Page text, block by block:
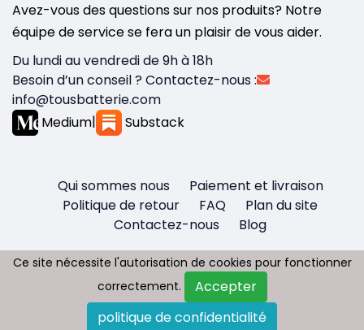
Avez-vous des questions sur nos produits? Notre
équipe de service se fera un plaisir de vous aider.
Du lundi au vendredi de 9h à 18h
Besoin d’un conseil ? Contactez-nous :
info@tousbatterie.com
Medium| Substack
Qui sommes nous
Paiement et livraison
Politique de retour
FAQ
Plan du site
Contactez-nous
Blog
Copyright © 2026 - Tous droit réservés
Tousbatterie.com
Ce site nécessite l'autorisation de cookies pour fonctionner
correctement.
Accepter
politique de confidentialité
Ce site nécessite l'autorisation de cookies pour fonctionner
correctement.
Accepter
politique de confidentialité